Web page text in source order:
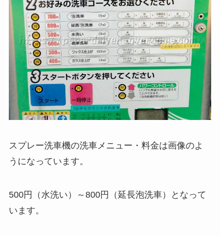
スプレー洗車機の洗車メニュー・料金は画像のよ
うになっています。
500円（水洗い）～800円（延長泡洗車）となって
います。